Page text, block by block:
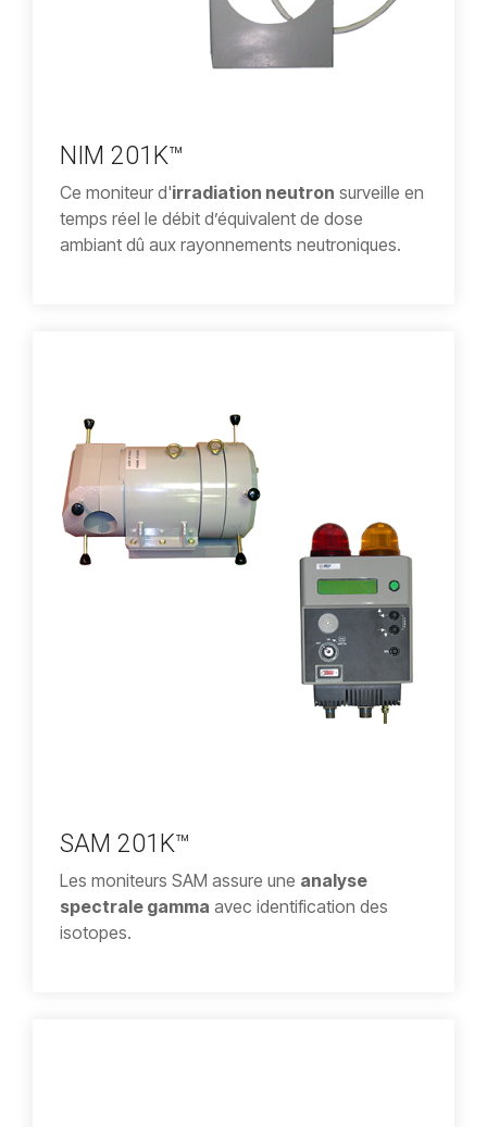
NIM 201K™
Ce moniteur d'irradiation neutron surveille en
temps réel le débit d’équivalent de dose
ambiant dû aux rayonnements neutroniques.
SAM 201K™
Les moniteurs SAM assure une analyse
spectrale gamma avec identification des
isotopes.